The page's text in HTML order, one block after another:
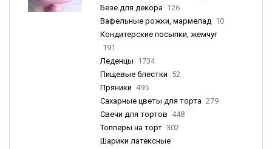
Безе для декора 126
Вафельные рожки, мармелад 10
Кондитерские посыпки, жемчуг
191
Леденцы 1734
Пищевые блестки 52
Пряники 495
Сахарные цветы для торта 279
Свечи для тортов 448
Топперы на торт 302
Шарики латексные